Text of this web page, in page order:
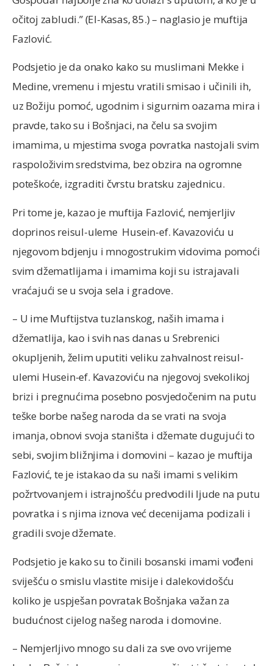
očitoj zabludi.” (El-Kasas, 85.) – naglasio je muftija
Fazlović.
Podsjetio je da onako kako su muslimani Mekke i
Medine, vremenu i mjestu vratili smisao i učinili ih,
uz Božiju pomoć, ugodnim i sigurnim oazama mira i
pravde, tako su i Bošnjaci, na čelu sa svojim
imamima, u mjestima svoga povratka nastojali svim
raspoloživim sredstvima, bez obzira na ogromne
poteškoće, izgraditi čvrstu bratsku zajednicu.
Pri tome je, kazao je muftija Fazlović, nemjerljiv
doprinos reisul-uleme Husein-ef. Kavazoviću u
njegovom bdjenju i mnogostrukim vidovima pomoći
svim džematlijama i imamima koji su istrajavali
vraćajući se u svoja sela i gradove.
– U ime Muftijstva tuzlanskog, naših imama i
džematlija, kao i svih nas danas u Srebrenici
okupljenih, želim uputiti veliku zahvalnost reisul-
ulemi Husein-ef. Kavazoviću na njegovoj svekolikoj
brizi i pregnućima posebno posvjedočenim na putu
teške borbe našeg naroda da se vrati na svoja
imanja, obnovi svoja staništa i džemate dugujući to
sebi, svojim bližnjima i domovini – kazao je muftija
Fazlović, te je istakao da su naši imami s velikim
požrtvovanjem i istrajnošću predvodili ljude na putu
povratka i s njima iznova već decenijama podizali i
gradili svoje džemate.
Podsjetio je kako su to činili bosanski imami vođeni
sviješću o smislu vlastite misije i dalekovidošću
koliko je uspješan povratak Bošnjaka važan za
budućnost cijelog našeg naroda i domovine.
– Nemjerljivo mnogo su dali za sve ovo vrijeme